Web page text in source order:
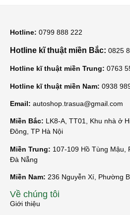
Hotline: 0799 888 222
Hotline kĩ thuật miền Bắc: 0825
Hotline kĩ thuật miền Trung: 0763
Hotline kĩ thuật miền Nam: 0938
Email: autoshop.trasua@gmail.com
Miền Bắc: LK8-A, TT01, Khu nhà ở
Đông, TP Hà Nội
Miền Trung: 107-109 Hồ Tùng Mậu,
Đà Nẵng
Miền Nam: 236 Nguyễn Xí, Phường
Về chúng tôi
Giới thiệu